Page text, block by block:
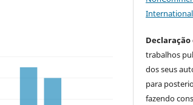
trabalhos
dos seus
para
fazendo